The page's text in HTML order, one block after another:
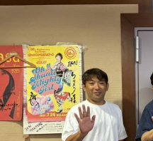
藤木：ブラジル戦で、前半
ターセプトからのゴールが
は日本がボールを持つ時間
ってからブラジルが戦略を
込まれてしまった。試合の
かったと考えると、（選手
を示す人、ブレーンが必要
うのですが……。